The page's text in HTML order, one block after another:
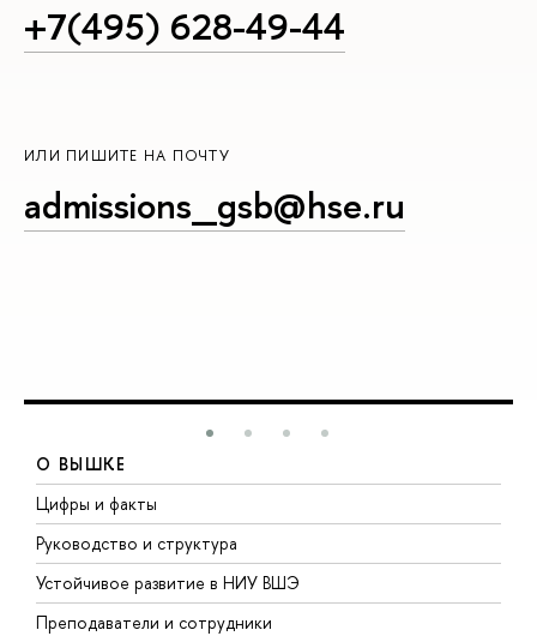
+7(495) 628-49-44
ИЛИ ПИШИТЕ НА ПОЧТУ
admissions_gsb@hse.ru
О ВЫШКЕ
Цифры и факты
Руководство и структура
Устойчивое развитие в НИУ ВШЭ
Преподаватели и сотрудники